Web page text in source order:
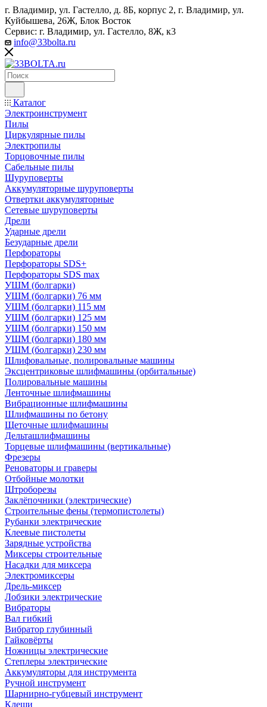
г. Владимир, ул. Гастелло, д. 8Б, корпус 2, г. Владимир, ул. ​
Куйбышева, 26Ж, Блок Восток
Сервис: г. Владимир, ул. Гастелло, 8Ж, к3
info@33bolta.ru
Каталог
Электроинструмент
Пилы
Циркулярные пилы
Электропилы
Торцовочные пилы
Сабельные пилы
Шуруповерты
Аккумуляторные шуруповерты
Отвертки аккумуляторные
Сетевые шуруповерты
Дрели
Ударные дрели
Безударные дрели
Перфораторы
Перфораторы SDS+
Перфораторы SDS max
УШМ (болгарки)
УШМ (болгарки) 76 мм
УШМ (болгарки) 115 мм
УШМ (болгарки) 125 мм
УШМ (болгарки) 150 мм
УШМ (болгарки) 180 мм
УШМ (болгарки) 230 мм
Шлифовальные, полировальные машины
Эксцентриковые шлифмашины (орбитальные)
Полировальные машины
Ленточные шлифмашины
Вибрационные шлифмашины
Шлифмашины по бетону
Щеточные шлифмашины
Дельташлифмашины
Торцевые шлифмашины (вертикальные)
Фрезеры
Реноваторы и граверы
Отбойные молотки
Штроборезы
Заклёпочники (электрические)
Строительные фены (термопистолеты)
Рубанки электрические
Клеевые пистолеты
Зарядные устройства
Миксеры строительные
Насадки для миксера
Электромиксеры
Дрель-миксер
Лобзики электрические
Вибраторы
Вал гибкий
Вибратор глубинный
Гайковёрты
Ножницы электрические
Степлеры электрические
Аккумуляторы для инструмента
Ручной инструмент
Шарнирно-губцевый инструмент
Клещи